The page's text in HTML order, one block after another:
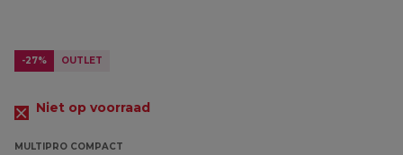
-27% OUTLET
Niet op voorraad
MULTIPRO COMPACT